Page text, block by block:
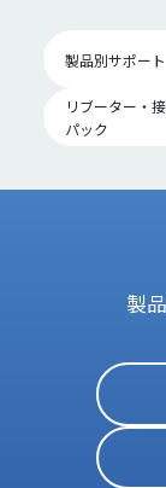
製品別サポート
リブーター・
パック
製